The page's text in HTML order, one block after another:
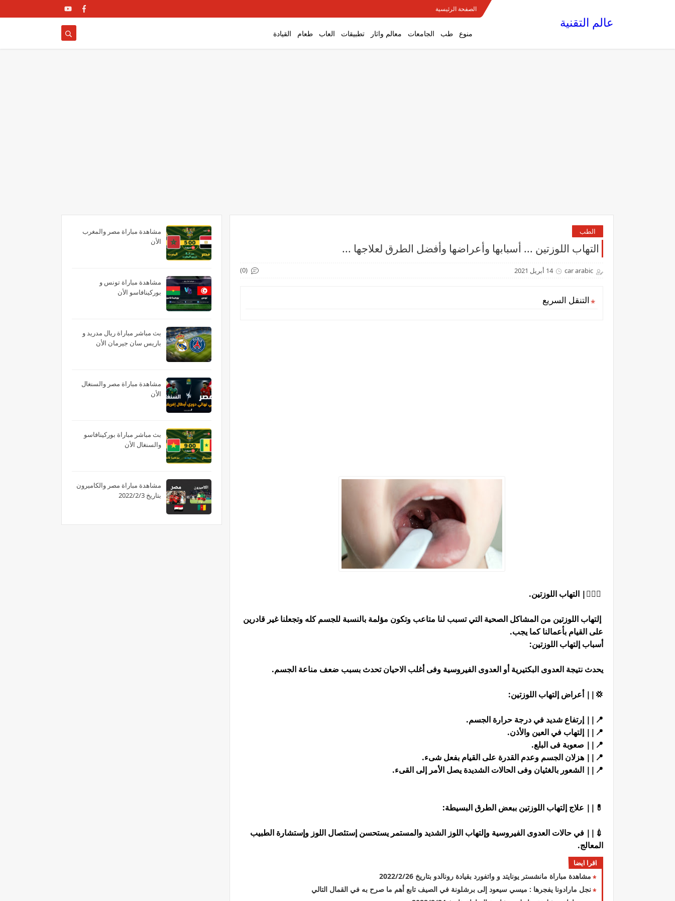
الصفحة الرئيسية
عالم التقنية
منوع طب الجامعات معالم واثار تطبيقات العاب طعام القيادة
الطب
التهاب اللوزتين ... أسبابها وأعراضها وأفضل الطرق لعلاجها ...
car arabic 14 أبريل 2021 (0)
التنقل السريع
👩🏻‍⚕| التهاب اللوزتين.
إلتهاب اللوزتين من المشاكل الصحية التي تسبب لنا متاعب وتكون مؤلمة بالنسبة للجسم كله وتجعلنا غير قادرين
على القيام بأعمالنا كما يجب.
أسباب إلتهاب اللوزتين:
يحدث نتيجة العدوى البكتيرية أو العدوى الفيروسية وفى أغلب الاحيان تحدث بسبب ضعف مناعة الجسم.
💢|| أعراض إلتهاب اللوزتين:
📍|| إرتفاع شديد في درجة حرارة الجسم.
📍|| إلتهاب في العين والأذن.
📍|| صعوبة فى البلع.
📍|| هزلان الجسم وعدم القدرة على القيام بفعل شىء.
📍|| الشعور بالغثيان وفى الحالات الشديدة يصل الأمر إلى القىء.
💊|| علاج إلتهاب اللوزتين ببعض الطرق البسيطة:
💉|| في حالات العدوى الفيروسية وإلتهاب اللوز الشديد والمستمر يستحسن إستئصال اللوز وإستشارة الطبيب
المعالج.
اقرا ايضا
مشاهدة مباراة مانشستر يونايتد و واتفورد بقيادة رونالدو بتاريخ 2022/2/26
نجل مارادونا يفجرها : ميسي سيعود إلى برشلونة في الصيف تابع أهم ما صرح به في القمال التالي
مشاهدة مباراة مصر والمغرب
الأن
مشاهدة مباراة تونس و
بوركينافاسو الأن
بث مباشر مباراة ريال مدريد و
باريس سان جيرمان الأن
مشاهدة مباراة مصر والسنغال
الأن
بث مباشر مباراة بوركينافاسو
والسنغال الأن
مشاهدة مباراة مصر والكاميرون
بتاريخ 2022/2/3